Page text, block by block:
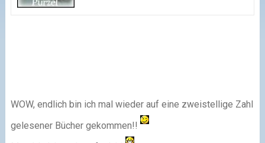
WOW, endlich bin ich mal wieder auf eine zweistellige Zahl
gelesener Bücher gekommen!!